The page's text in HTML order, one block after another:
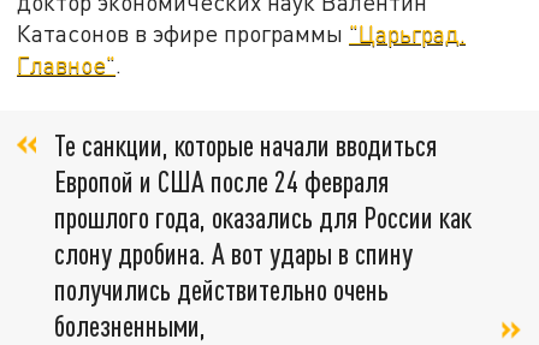
Катасонов в эфире программы "Царьград.
Главное".
Те санкции, которые начали вводиться
Европой и США после 24 февраля
прошлого года, оказались для России как
слону дробина. А вот удары в спину
получились действительно очень
болезненными,